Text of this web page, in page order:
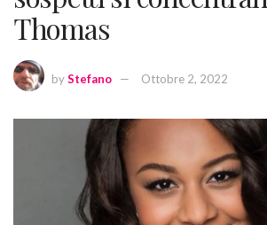
Thomas
byStefano Ottobre 2, 2022